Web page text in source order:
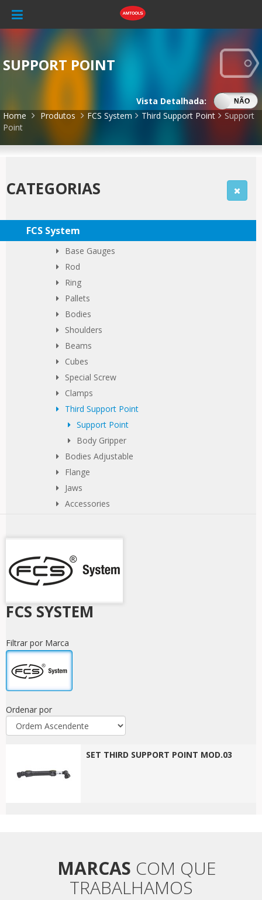
SUPPORT POINT
Vista Detalhada:
SIM NÃO
Home Produtos FCS System Third Support Point
Support
Point
CATEGORIAS
FCS System
Base Gauges
Rod
Ring
Pallets
Bodies
Shoulders
Beams
Cubes
Special Screw
Clamps
Third Support Point
Support Point
Body Gripper
Bodies Adjustable
Flange
Jaws
Accessories
FCS SYSTEM
Filtrar por Marca
Ordenar por
SET THIRD SUPPORT POINT MOD.03
MARCAS COM QUE
TRABALHAMOS